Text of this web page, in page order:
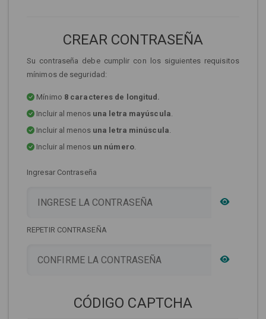
CREAR CONTRASEÑA
Su contraseña debe cumplir con los siguientes requisitos
mínimos de seguridad:
Mínimo 8 caracteres de longitud.
Incluir al menos una letra mayúscula.
Incluir al menos una letra minúscula.
Incluir al menos un número.
Ingresar Contraseña
REPETIR CONTRASEÑA
CÓDIGO CAPTCHA